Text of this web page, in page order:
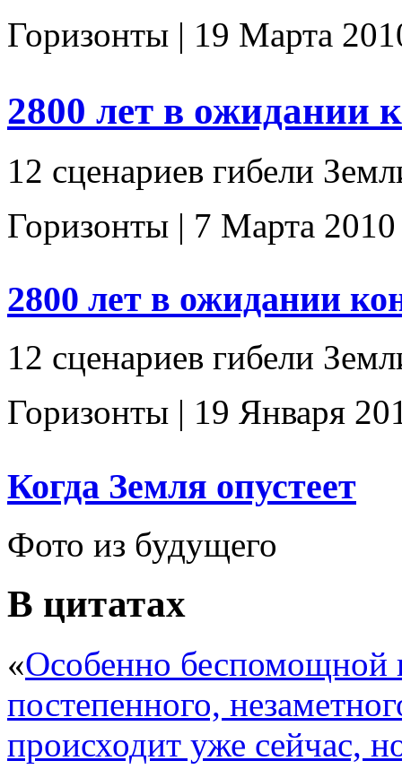
Горизонты | 19 Марта
2800 лет в ожидании
12 сценариев гибели
Горизонты | 7 Марта 2010
2800 лет в ожидании
12 сценариев гибели
Горизонты | 19 Января
Когда Земля опустеет
Фото из будущего
В цитатах
«Особенно беспомощной
постепенного,
происходит уже сейчас,